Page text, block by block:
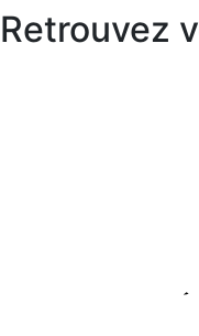
Retrouvez